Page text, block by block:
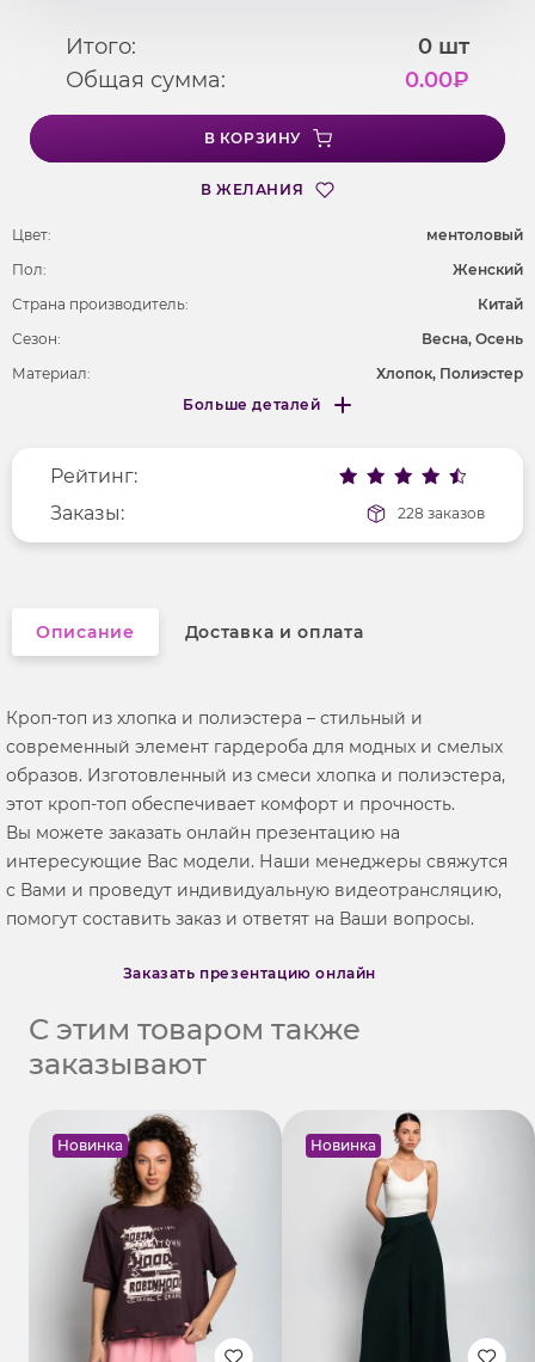
Итого: 0 шт
Общая сумма:
0.00₽
В КОРЗИНУ
В ЖЕЛАНИЯ
Цвет:
ментоловый
Пол:
Женский
Страна производитель:
Китай
Сезон:
Весна, Осень
Материал:
Хлопок, Полиэстер
Рисунок
без рисунка
Вырез горловины
округлый
Фактура материала
в рубчик
Больше деталей
Меньше деталей
Рейтинг:
Заказы:
228 заказов
Описание Доставка и оплата
Кроп-топ из хлопка и полиэстера – стильный и
современный элемент гардероба для модных и смелых
образов. Изготовленный из смеси хлопка и полиэстера,
этот кроп-топ обеспечивает комфорт и прочность.
Вы можете заказать онлайн презентацию на
интересующие Вас модели. Наши менеджеры свяжутся
с Вами и проведут индивидуальную видеотрансляцию,
помогут составить заказ и ответят на Ваши вопросы.
Заказать презентацию онлайн
С этим товаром также
заказывают
Новинка Новинка